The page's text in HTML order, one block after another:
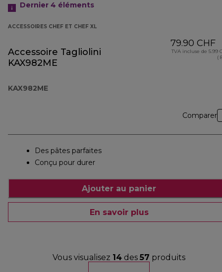
Dernier 4 éléments
ACCESSOIRES CHEF ET CHEF XL
Accessoire Tagliolini
KAX982ME
KAX982ME
79.90 CHF
TVA incluse de 5.99
(
Comparer
Des pâtes parfaites
Conçu pour durer
Ajouter au panier
En savoir plus
Vous visualisez 14 des 57 produits